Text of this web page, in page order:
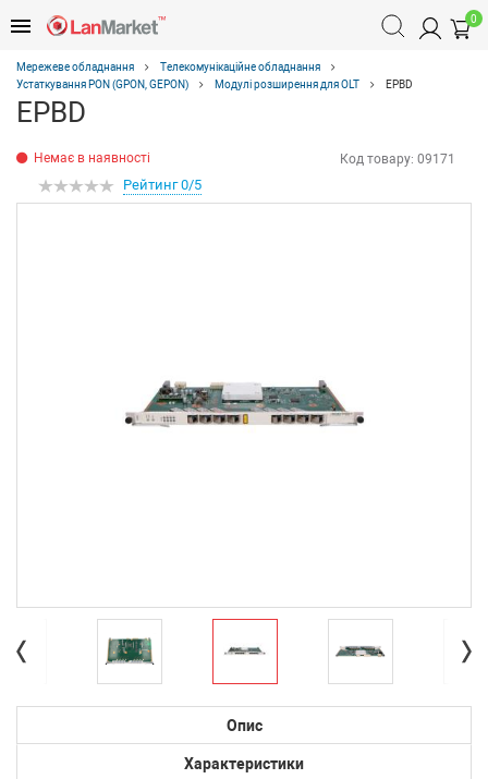
0
Мережеве обладнання
Телекомунікаційне обладнання
Устаткування PON (GPON, GEPON)
Модулі розширення для OLT EPBD
EPBD
Немає в наявності Код товару: 09171
Рейтинг 0/5
Опис
Характеристики